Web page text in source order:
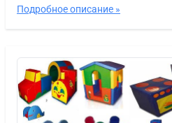
Подробное описание »